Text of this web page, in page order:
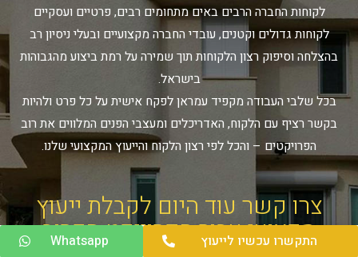
לקוחות החברה הרבים באים מתחומים רבים, פרטיים ועסקיים
לקוחות גדולים וקטנים, עובדי החברה מקצועיים ובעלי ניסיון רב
בהצלחה וסיפוק רצון הלקוחות תוך שמירה על רמת ביצוע מהגבוהות
בישראל.
בכל שלבי העבודה מקפיד עמראן לפקח אישית על כל פרט ולהיות
בקשר רציף עם הלקוח, האדריכלים ומעצבי הפנים המלווים את רוב
הפרויקטים – והכל לפי רצון הלקוח והייעוץ המקצועי שלנו.
צרו קשר עוד היום לקבלת ייעוץ
מקצועי עבור הפרוייקט הקרוב
התקשרו עכשיו לייעוץ Whatsapp